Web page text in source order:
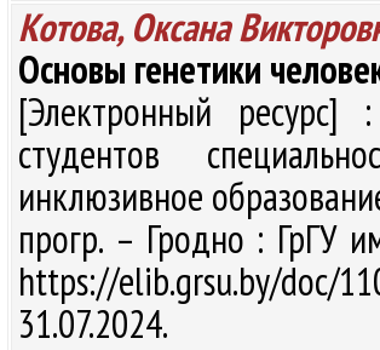
Котова, Оксана
Основы генетики
[Электронный ресурс]
студентов
инклюзивное
прогр. – Гродно : ГрГУ
https://elib.grsu.by/doc/
31.07.2024.